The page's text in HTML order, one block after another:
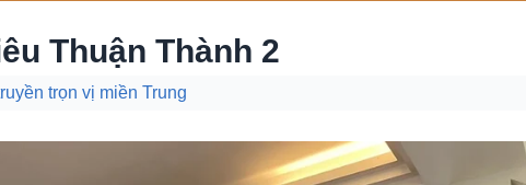
Thuận Thành 2
trọn vị miền Trung